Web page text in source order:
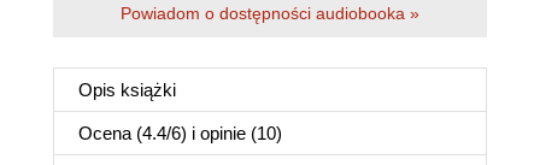
Powiadom o dostępności audiobooka »
Opis książki
Ocena (4.4/6) i opinie (10)